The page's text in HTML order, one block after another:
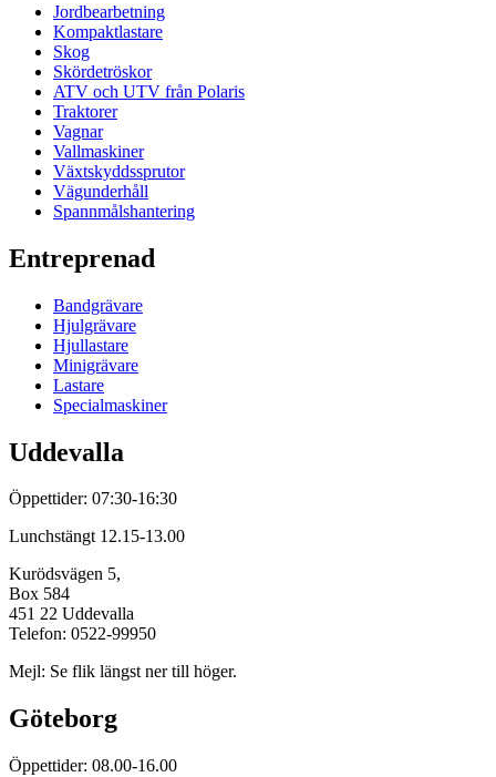
Jordbearbetning
Kompaktlastare
Skog
Skördetröskor
ATV och UTV från Polaris
Traktorer
Vagnar
Vallmaskiner
Växtskyddssprutor
Vägunderhåll
Spannmålshantering
Entreprenad
Bandgrävare
Hjulgrävare
Hjullastare
Minigrävare
Lastare
Specialmaskiner
Uddevalla
Öppettider: 07:30-16:30
Lunchstängt 12.15-13.00
Kurödsvägen 5,
Box 584
451 22 Uddevalla
Telefon: 0522-99950
Mejl: Se flik längst ner till höger.
Göteborg
Öppettider: 08.00-16.00